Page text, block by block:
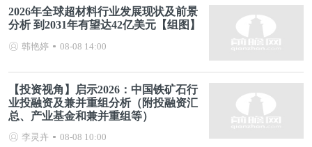
2026年全球超材料行业发展现状及前景
分析 到2031年有望达42亿美元【组图】
韩艳婷 08-08 14:00
【投资视角】启示2026：中国铁矿石行
业投融资及兼并重组分析（附投融资汇
总、产业基金和兼并重组等）
李灵卉 08-08 10:00